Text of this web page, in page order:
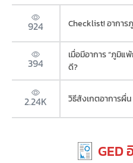
924 Checklist! อาการ
394
เมื่อมีอาการ “ภูมิแ
ดี?
2.24K วิธีสังเกตอาการผื่น
GED